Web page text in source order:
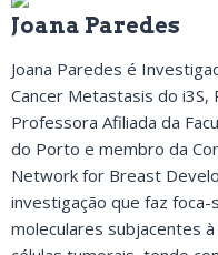
Joana Paredes
Joana Paredes é
Cancer Metastasis do
Professora Afiliada da
do Porto e membro da
Network for Breast
investigação que faz
moleculares subjacentes